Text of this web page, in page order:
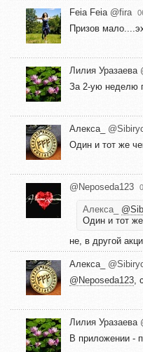
Feia Feia @fira
Призов
Лилия Уразаева
За 2-ую неделю
Алекса_
Один и тот же
@Neposeda123
Алекса_
Один и тот
не, в другой
Алекса_
@Neposeda123 ,
Лилия Уразаева
В приложении -